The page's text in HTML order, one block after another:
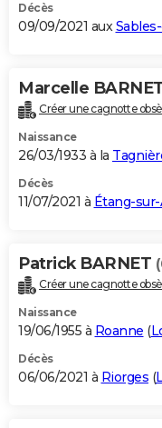
Décès
09/09/2021 aux
Marcelle
Créer une cagnotte
Naissance
26/03/1933 à la
Décès
11/07/2021 à Étang-
Patrick BARNET
Créer une cagnotte
Naissance
19/06/1955 à Roanne (
Décès
06/06/2021 à Riorges (